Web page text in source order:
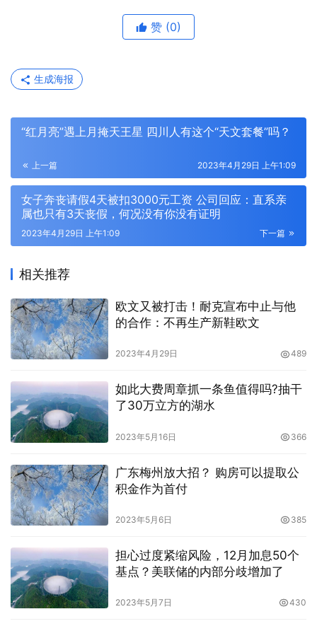
赞 (0)
生成海报
“红月亮”遇上月掩天王星 四川人有这个“天文套餐”吗？
上一篇 2023年4月29日 上午1:09
女子奔丧请假4天被扣3000元工资 公司回应：直系亲
属也只有3天丧假，何况没有你没有证明
下一篇
2023年4月29日 上午1:09
相关推荐
欧文又被打击！耐克宣布中止与他
的合作：不再生产新鞋欧文
2023年4月29日 489
如此大费周章抓一条鱼值得吗?抽干
了30万立方的湖水
2023年5月16日 366
广东梅州放大招？ 购房可以提取公
积金作为首付
2023年5月6日 385
担心过度紧缩风险，12月加息50个
基点？美联储的内部分歧增加了
2023年5月7日 430